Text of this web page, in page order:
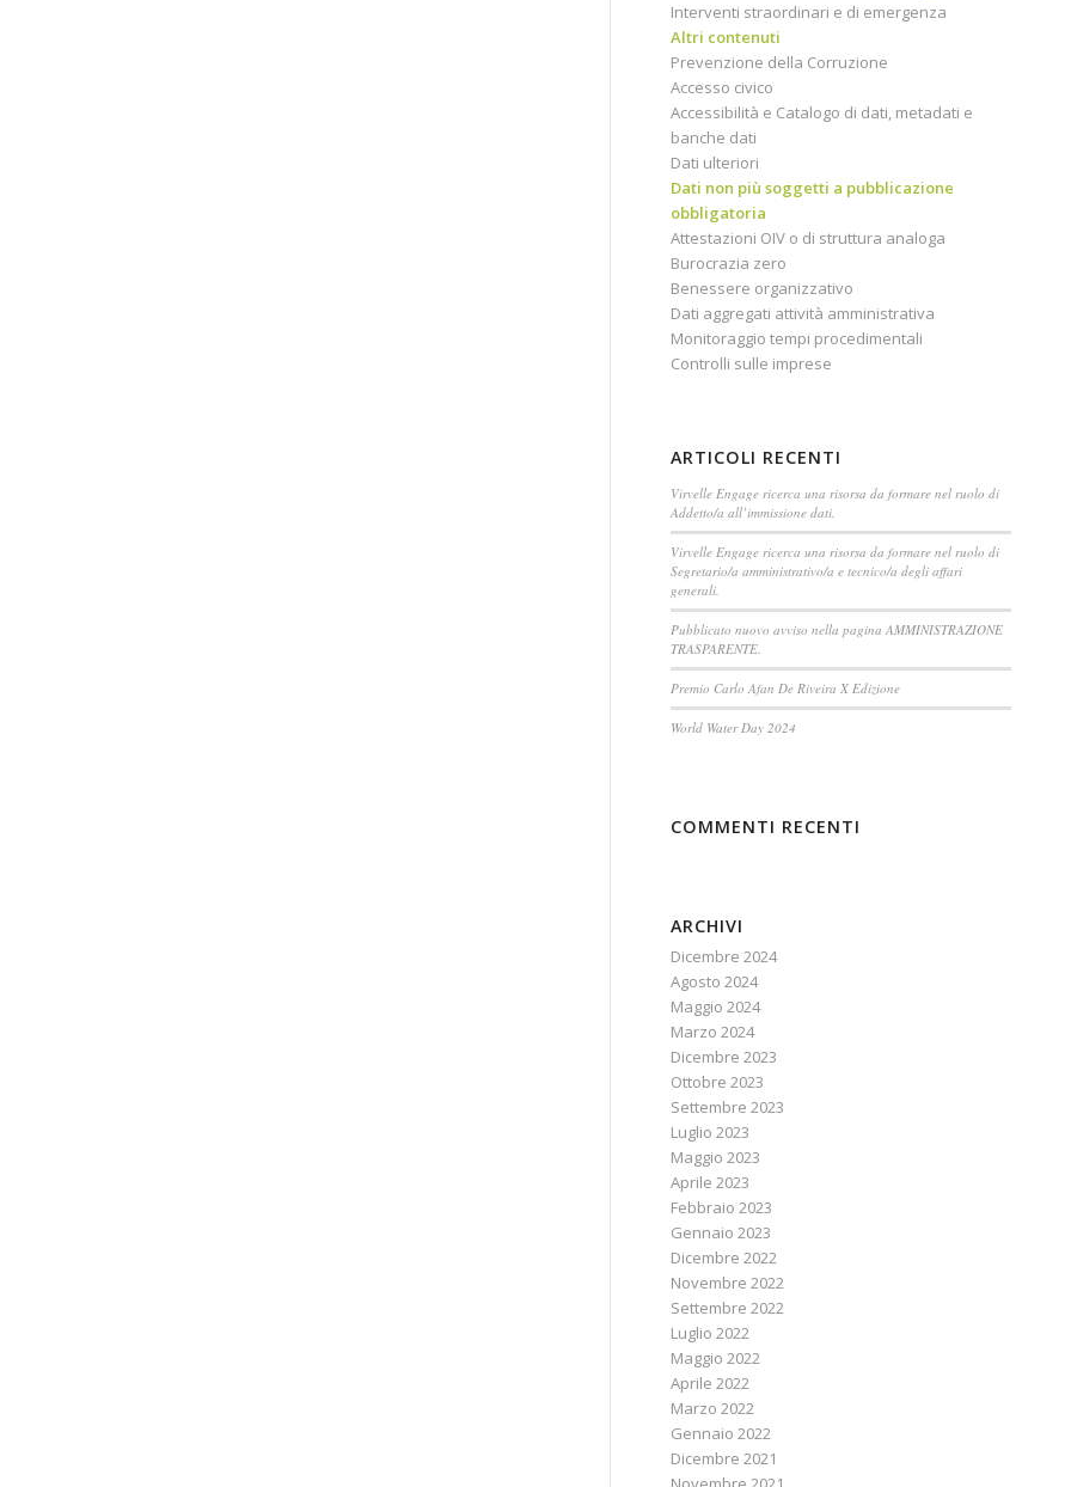
Interventi straordinari e di emergenza
Altri contenuti
Prevenzione della Corruzione
Accesso civico
Accessibilità e Catalogo di dati, metadati e
banche dati
Dati ulteriori
Dati non più soggetti a pubblicazione
obbligatoria
Attestazioni OIV o di struttura analoga
Burocrazia zero
Benessere organizzativo
Dati aggregati attività amministrativa
Monitoraggio tempi procedimentali
Controlli sulle imprese
ARTICOLI RECENTI
Virvelle Engage ricerca una risorsa da formare nel ruolo di
Addetto/a all’immissione dati.
Virvelle Engage ricerca una risorsa da formare nel ruolo di
Segretario/a amministrativo/a e tecnico/a degli affari
generali.
Pubblicato nuovo avviso nella pagina AMMINISTRAZIONE
TRASPARENTE.
Premio Carlo Afan De Riveira X Edizione
World Water Day 2024
COMMENTI RECENTI
ARCHIVI
Dicembre 2024
Agosto 2024
Maggio 2024
Marzo 2024
Dicembre 2023
Ottobre 2023
Settembre 2023
Luglio 2023
Maggio 2023
Aprile 2023
Febbraio 2023
Gennaio 2023
Dicembre 2022
Novembre 2022
Settembre 2022
Luglio 2022
Maggio 2022
Aprile 2022
Marzo 2022
Gennaio 2022
Dicembre 2021